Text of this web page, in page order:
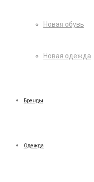
Новая обувь
Новая одежда
Бренды
Одежда